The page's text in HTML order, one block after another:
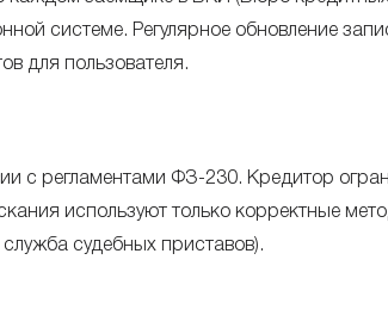
системе. Регулярное обновление
для пользователя.
с регламентами ФЗ-230. Кредитор
используют только корректные
судебных приставов).